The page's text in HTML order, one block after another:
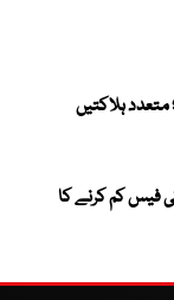
فیس کم کرنے کا